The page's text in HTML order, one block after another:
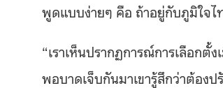
พูดแบบง่ายๆ คือ ถ้าอยู่กับภูมิใจ
“เราเห็นปรากฏการณ์การเลือกตั้ง
พอบาดเจ็บกันมาเขารู้สึกว่าต้อง